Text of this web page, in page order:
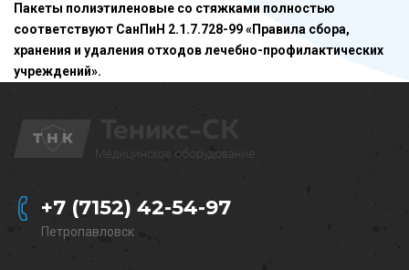
Пакеты полиэтиленовые со стяжками полностью
соответствуют СанПиН 2.1.7.728-99 «Правила сбора,
хранения и удаления отходов лечебно-профилактических
учреждений».
+7 (7152) 42-54-97
Петропавловск